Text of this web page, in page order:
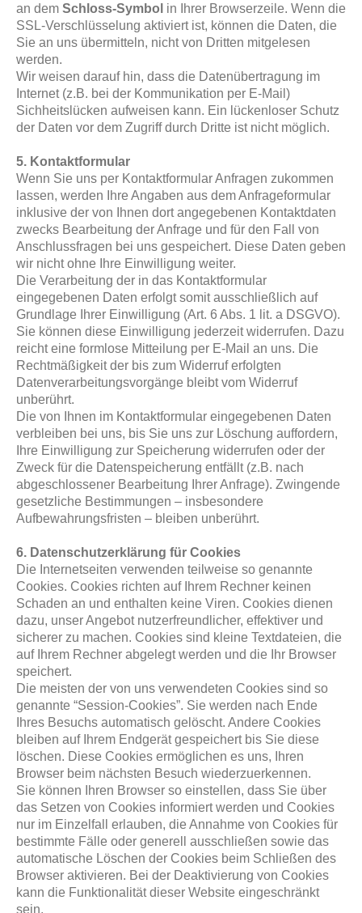
an dem Schloss-Symbol in Ihrer Browserzeile. Wenn die
SSL-Verschlüsselung aktiviert ist, können die Daten, die
Sie an uns übermitteln, nicht von Dritten mitgelesen
werden.
Wir weisen darauf hin, dass die Datenübertragung im
Internet (z.B. bei der Kommunikation per E-Mail)
Sichheitslücken aufweisen kann. Ein lückenloser Schutz
der Daten vor dem Zugriff durch Dritte ist nicht möglich.
5. Kontaktformular
Wenn Sie uns per Kontaktformular Anfragen zukommen
lassen, werden Ihre Angaben aus dem Anfrageformular
inklusive der von Ihnen dort angegebenen Kontaktdaten
zwecks Bearbeitung der Anfrage und für den Fall von
Anschlussfragen bei uns gespeichert. Diese Daten geben
wir nicht ohne Ihre Einwilligung weiter.
Die Verarbeitung der in das Kontaktformular
eingegebenen Daten erfolgt somit ausschließlich auf
Grundlage Ihrer Einwilligung (Art. 6 Abs. 1 lit. a DSGVO).
Sie können diese Einwilligung jederzeit widerrufen. Dazu
reicht eine formlose Mitteilung per E-Mail an uns. Die
Rechtmäßigkeit der bis zum Widerruf erfolgten
Datenverarbeitungsvorgänge bleibt vom Widerruf
unberührt.
Die von Ihnen im Kontaktformular eingegebenen Daten
verbleiben bei uns, bis Sie uns zur Löschung auffordern,
Ihre Einwilligung zur Speicherung widerrufen oder der
Zweck für die Datenspeicherung entfällt (z.B. nach
abgeschlossener Bearbeitung Ihrer Anfrage). Zwingende
gesetzliche Bestimmungen – insbesondere
Aufbewahrungsfristen – bleiben unberührt.
6. Datenschutzerklärung für Cookies
Die Internetseiten verwenden teilweise so genannte
Cookies. Cookies richten auf Ihrem Rechner keinen
Schaden an und enthalten keine Viren. Cookies dienen
dazu, unser Angebot nutzerfreundlicher, effektiver und
sicherer zu machen. Cookies sind kleine Textdateien, die
auf Ihrem Rechner abgelegt werden und die Ihr Browser
speichert.
Die meisten der von uns verwendeten Cookies sind so
genannte “Session-Cookies”. Sie werden nach Ende
Ihres Besuchs automatisch gelöscht. Andere Cookies
bleiben auf Ihrem Endgerät gespeichert bis Sie diese
löschen. Diese Cookies ermöglichen es uns, Ihren
Browser beim nächsten Besuch wiederzuerkennen.
Sie können Ihren Browser so einstellen, dass Sie über
das Setzen von Cookies informiert werden und Cookies
nur im Einzelfall erlauben, die Annahme von Cookies für
bestimmte Fälle oder generell ausschließen sowie das
automatische Löschen der Cookies beim Schließen des
Browser aktivieren. Bei der Deaktivierung von Cookies
kann die Funktionalität dieser Website eingeschränkt
sein.